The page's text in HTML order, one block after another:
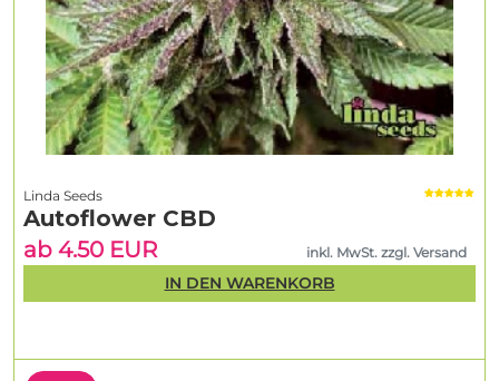
Linda Seeds
Autoflower CBD
ab 4.50 EUR
inkl. MwSt. zzgl. Versand
IN DEN WARENKORB